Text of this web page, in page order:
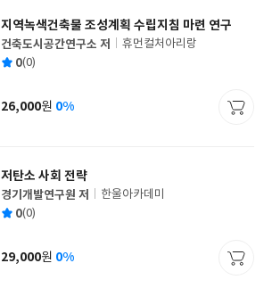
지역녹색건축물 조성계획 수립지침 마련 연구
글
쓴
건축도시공간연구소 저
출
사
휴먼컬처아리랑
평 0(0)
가
26,000원 0%
저탄소 사회 전략
글
쓴
경기개발연구원 저
출
사
한울아카데미
평 0(0)
가
29,000원 0%